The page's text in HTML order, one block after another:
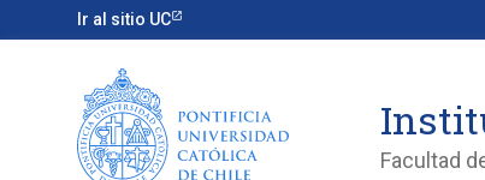
Ir al sitio UC
Facultad